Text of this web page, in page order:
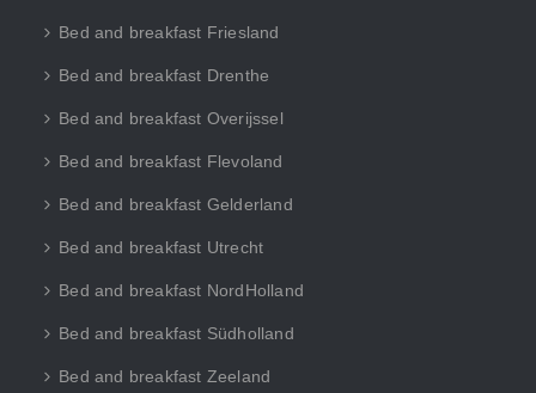
Bed and breakfast Friesland
Bed and breakfast Drenthe
Bed and breakfast Overijssel
Bed and breakfast Flevoland
Bed and breakfast Gelderland
Bed and breakfast Utrecht
Bed and breakfast NordHolland
Bed and breakfast Südholland
Bed and breakfast Zeeland